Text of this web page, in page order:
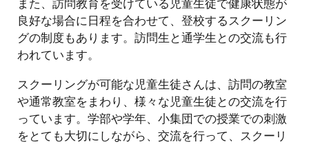
良好な場合に日程を合わせて、登校するスクーリン
グの制度もあります。訪問生と通学生との交流も行
われています。
スクーリングが可能な児童生徒さんは、訪問の教室
や通常教室をまわり、様々な児童生徒との交流を行
っています。学部や学年、小集団での授業での刺激
をとても大切にしながら、交流を行って、スクーリ